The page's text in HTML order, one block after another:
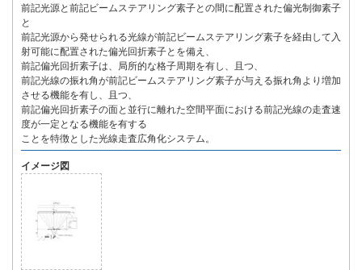
前記光源と前記ビームステアリング素子との間に配置された偏光制御素子
と
前記光源から発せられる光線が前記ビームステアリング素子を経由して入
射可能に配置された偏光回折素子とを備え、
前記偏光回折素子は、局所的な格子周期を有し、且つ、
前記光線の振れ角が前記ビームステアリング素子が与える振れ角より増加
させる機能を有し、且つ、
前記偏光回折素子の面と並行に離れた空間平面における前記光線の走査速
度が一定となる機能を有する
ことを特徴とした光線走査広角化システム。
イメージ図